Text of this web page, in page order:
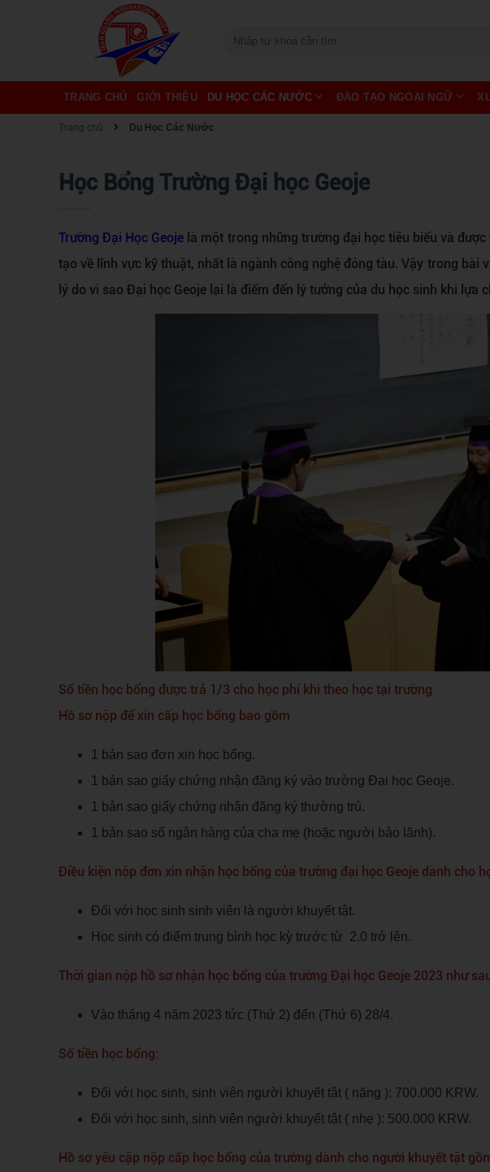
TRANG CHỦ GIỚI THIỆU DU HỌC CÁC NƯỚC ĐÀO TẠO NGOẠI NGỮ
Trang chủ Du Học Các Nước
Học Bổng Trường Đại học Geoje
Trường Đại Học Geoje là một trong những trường đại học tiêu biểu và
tạo về lĩnh vực kỹ thuật, nhất là ngành công nghệ đóng tàu. Vậy trong bài
lý do vì sao Đại học Geoje lại là điểm đến lý tưởng của du học sinh khi lựa
Số tiền học bổng được trả 1/3 cho học phí khi theo học tại trường
Hồ sơ nộp để xin cấp học bổng bao gồm
1 bản sao đơn xin học bổng.
1 bản sao giấy chứng nhận đăng ký vào trường Đại học Geoje.
1 bản sao giấy chứng nhận đăng ký thường trú.
1 bản sao sổ ngân hàng của cha mẹ (hoặc người bảo lãnh).
Điều kiện nộp đơn xin nhận học bổng của trường đại học Geoje dành cho
Đối với học sinh sinh viên là người khuyết tật.
Học sinh có điểm trung bình học kỳ trước từ 2.0 trở lên.
Thời gian nộp hồ sơ nhận học bổng của trường Đại học Geoje 2023 như
Vào tháng 4 năm 2023 tức (Thứ 2) đến (Thứ 6) 28/4.
Số tiền học bổng:
Đối với học sinh, sinh viên người khuyết tật ( nặng ): 700.000 KRW.
Đối với học sinh, sinh viên người khuyết tật ( nhẹ ): 500.000 KRW.
Hồ sơ yêu cập nộp cấp học bổng của trường dành cho người khuyết tật